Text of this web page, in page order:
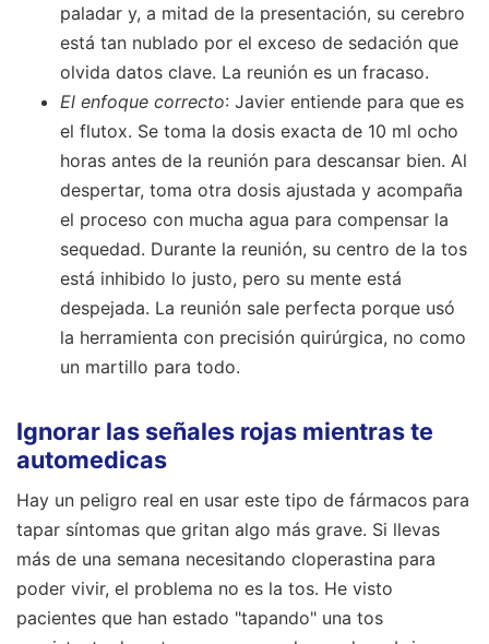
paladar y, a mitad de la presentación, su cerebro
está tan nublado por el exceso de sedación que
olvida datos clave. La reunión es un fracaso.
El enfoque correcto: Javier entiende para que es
el flutox. Se toma la dosis exacta de 10 ml ocho
horas antes de la reunión para descansar bien. Al
despertar, toma otra dosis ajustada y acompaña
el proceso con mucha agua para compensar la
sequedad. Durante la reunión, su centro de la tos
está inhibido lo justo, pero su mente está
despejada. La reunión sale perfecta porque usó
la herramienta con precisión quirúrgica, no como
un martillo para todo.
Ignorar las señales rojas mientras te
automedicas
Hay un peligro real en usar este tipo de fármacos para
tapar síntomas que gritan algo más grave. Si llevas
más de una semana necesitando cloperastina para
poder vivir, el problema no es la tos. He visto
pacientes que han estado "tapando" una tos